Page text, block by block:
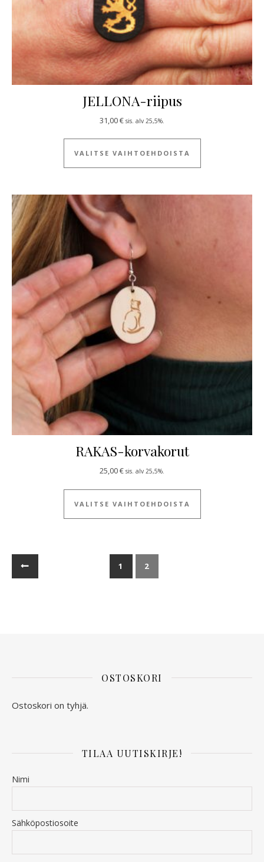
JELLONA-riipus
31,00€ sis. alv 25,5%.
VALITSE VAIHTOEHDOISTA
Tällä tuotteella
RAKAS-korvakorut
25,00€ sis. alv 25,5%.
VALITSE VAIHTOEHDOISTA
Tällä tuotteella
1 2
OSTOSKORI
Ostoskori on tyhjä.
TILAA UUTISKIRJE!
Nimi
Sähköpostiosoite